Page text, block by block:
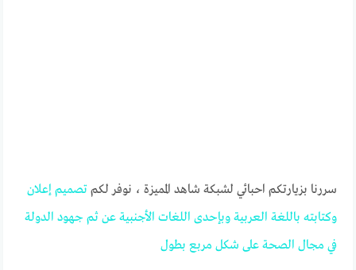
سررنا بزيارتكم احبائي لشبكة شاهد المميزة ، نوفر لكمتصميم إعلان
وكتابته باللغة العربية وبإحدى اللغات الأجنبية عن ثم جهود الدولة
في مجال الصحة على شكل مربع بطول